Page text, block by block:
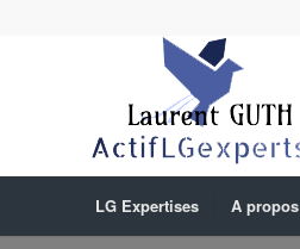
LG Expertises A propos